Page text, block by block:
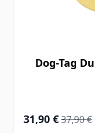
Dog-Tag
Special Price
31,90 € Regular
37,90 €